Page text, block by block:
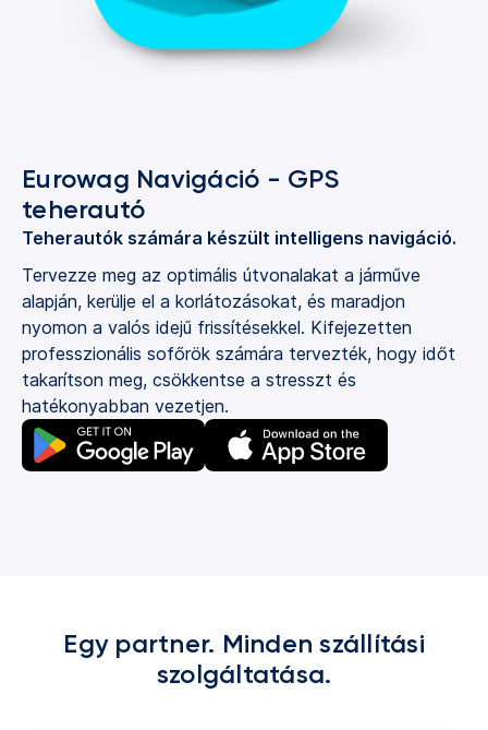
Eurowag Navigáció - GPS
teherautó
Teherautók számára készült intelligens navigáció.
Tervezze meg az optimális útvonalakat a járműve
alapján, kerülje el a korlátozásokat, és maradjon
nyomon a valós idejű frissítésekkel. Kifejezetten
professzionális sofőrök számára tervezték, hogy időt
takarítson meg, csökkentse a stresszt és
hatékonyabban vezetjen.
Egy partner. Minden szállítási
szolgáltatása.